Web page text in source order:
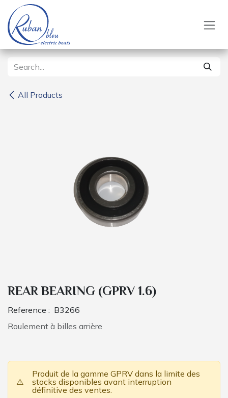
Skip to Content
All Products
REAR BEARING (GPRV 1.6)
Reference : B3266
Roulement à billes arrière
⚠️
Produit de la gamme GPRV dans la limite des
stocks disponibles avant interruption
définitive des ventes.